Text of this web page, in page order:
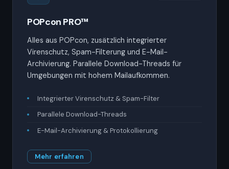
POPcon PRO™
Alles aus POPcon, zusätzlich integrierter
Virenschutz, Spam-Filterung und E-Mail-
Archivierung. Parallele Download-Threads für
Umgebungen mit hohem Mailaufkommen.
Integrierter Virenschutz & Spam-Filter
Parallele Download-Threads
E-Mail-Archivierung & Protokollierung
Mehr erfahren